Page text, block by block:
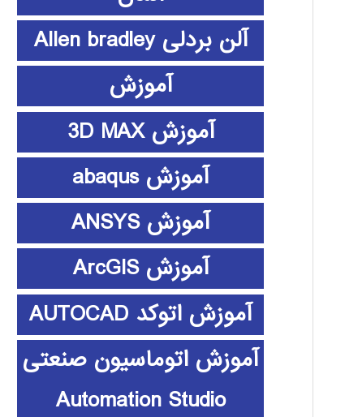
آلن بردلی Allen bradley
آموزش
آموزش 3D MAX
آموزش abaqus
آموزش ANSYS
آموزش ArcGIS
آموزش اتوکد AUTOCAD
آموزش اتوماسیون صنعتی
Automation Studio